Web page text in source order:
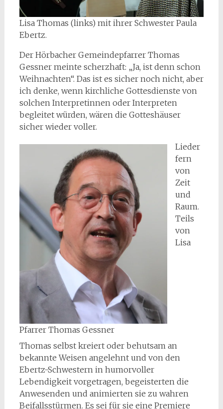
Lisa Thomas (links) mit ihrer Schwester Paula
Ebertz.
Der Hörbacher Gemeindepfarrer Thomas
Gessner meinte scherzhaft: „Ja, ist denn schon
Weihnachten“. Das ist es sicher noch nicht, aber
ich denke, wenn kirchliche Gottesdienste von
solchen Interpretinnen oder Interpreten
begleitet würden, wären die Gotteshäuser
sicher wieder voller.
Pfarrer Thomas Gessner
Lieder
fern
von
Zeit
und
Raum.
Teils
von
Lisa
Thomas selbst kreiert oder behutsam an
bekannte Weisen angelehnt und von den
Ebertz-Schwestern in humorvoller
Lebendigkeit vorgetragen, begeisterten die
Anwesenden und animierten sie zu wahren
Beifallsstürmen. Es sei für sie eine Premiere